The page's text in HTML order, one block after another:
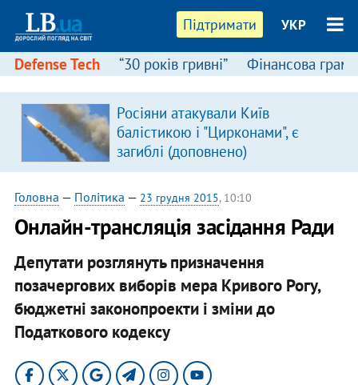
Підтримати УКР
Defense Tech “30 років гривні” Фінансова
Росіяни атакували Київ
балістикою і "Цирконами", є
загиблі (доповнено)
Головна — Політика — 23 грудня 2015, 10:10
Онлайн-трансляція засідання Ради
Депутати розглянуть призначення
позачергових виборів мера Кривого Рогу,
бюджетні законопроекти і зміни до
Податкового кодексу